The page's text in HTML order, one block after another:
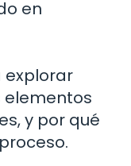
en
explorar
elementos
y por qué